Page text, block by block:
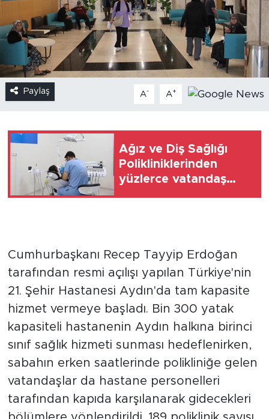
Paylaş A- A+
Ağız ve Diş Sağlığı
Polikliniklerinden
yüzlerce vatandaş
Cumhurbaşkanı Recep Tayyip Erdoğan
tarafından resmi açılışı yapılan Türkiye'nin
21. Şehir Hastanesi Aydın'da tam kapasite
hizmet vermeye başladı. Bin 300 yatak
kapasiteli hastanenin Aydın halkına birinci
sınıf sağlık hizmeti sunması hedeflenirken,
sabahın erken saatlerinde polikliniğe gelen
vatandaşlar da hastane personelleri
tarafından kapıda karşılanarak gidecekleri